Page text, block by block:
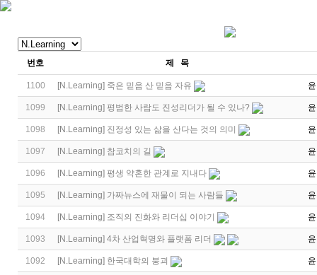
번호 제 목
1100 [N.Learning] 죽은 믿음 산 믿음 자유
1099 [N.Learning] 평범한 사람도 진성리더가 될 수 있나?
1098 [N.Learning] 진정성 있는 삶을 산다는 것의 의미
1097 [N.Learning] 참코치의 길
1096 [N.Learning] 평생 약혼한 관계로 지내다
1095 [N.Learning] 가짜뉴스에 재물이 되는 사람들
1094 [N.Learning] 조직의 진화와 리더십 이야기
1093 [N.Learning] 4차 산업혁명와 플랫폼 리더
1092 [N.Learning] 한국대학의 붕괴